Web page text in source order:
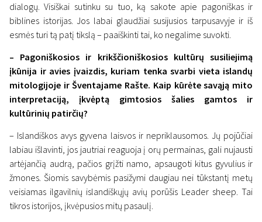
dialogų. Visiškai sutinku su tuo, ką sakote apie pagoniškas ir
biblines istorijas. Jos labai glaudžiai susijusios tarpusavyje ir iš
esmės turi tą patį tikslą – paaiškinti tai, ko negalime suvokti.
– Pagoniškosios ir krikščioniškosios kultūrų susiliejimą
įkūnija ir avies įvaizdis, kuriam tenka svarbi vieta islandų
mitologijoje ir Šventajame Rašte. Kaip kūrėte savąją mito
interpretaciją, įkvėptą gimtosios šalies gamtos ir
kultūrinių patirčių?
– Islandiškos avys gyvena laisvos ir nepriklausomos. Jų pojūčiai
labiau išlavinti, jos jautriai reaguoja į orų permainas, gali nujausti
artėjančią audrą, pačios grįžti namo, apsaugoti kitus gyvulius ir
žmones. Šiomis savybėmis pasižymi daugiau nei tūkstantį metų
veisiamas ilgavilnių islandiškųjų avių porūšis Leader sheep. Tai
tikros istorijos, įkvėpusios mitų pasaulį.